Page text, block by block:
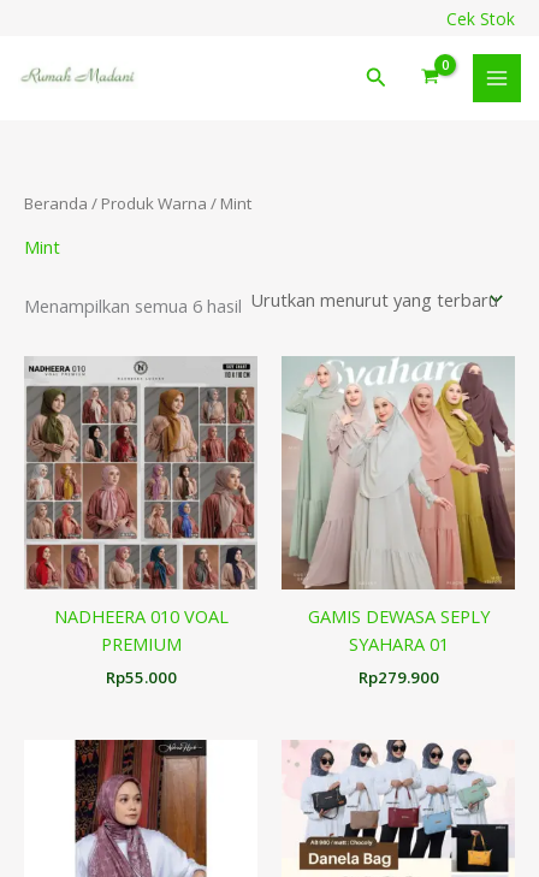
konten
Cek Stok
Cari
Beranda / Produk Warna / Mint
Mint
Menampilkan semua 6 hasil
NADHEERA 010 VOAL
PREMIUM
Rp55.000
GAMIS DEWASA SEPLY
SYAHARA 01
Rp279.900